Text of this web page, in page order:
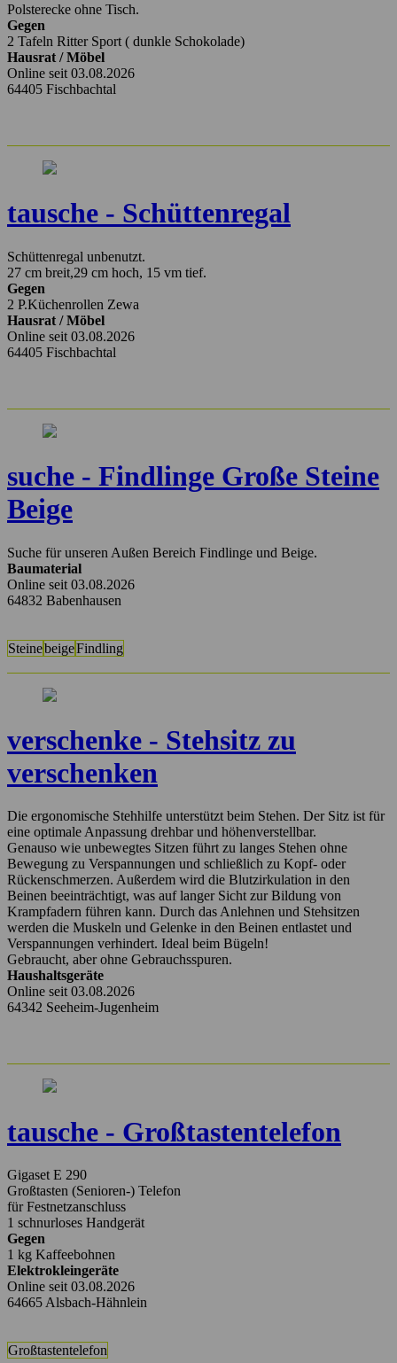
Polsterecke ohne Tisch.
Gegen
2 Tafeln Ritter Sport ( dunkle Schokolade)
Hausrat / Möbel
Online seit 03.08.2026
64405 Fischbachtal
tausche - Schüttenregal
Schüttenregal unbenutzt.
27 cm breit,29 cm hoch, 15 vm tief.
Gegen
2 P.Küchenrollen Zewa
Hausrat / Möbel
Online seit 03.08.2026
64405 Fischbachtal
suche - Findlinge Große Steine
Beige
Suche für unseren Außen Bereich Findlinge und Beige.
Baumaterial
Online seit 03.08.2026
64832 Babenhausen
SteinebeigeFindling
verschenke - Stehsitz zu
verschenken
Die ergonomische Stehhilfe unterstützt beim Stehen. Der Sitz ist für
eine optimale Anpassung drehbar und höhenverstellbar.
Genauso wie unbewegtes Sitzen führt zu langes Stehen ohne
Bewegung zu Verspannungen und schließlich zu Kopf- oder
Rückenschmerzen. Außerdem wird die Blutzirkulation in den
Beinen beeinträchtigt, was auf langer Sicht zur Bildung von
Krampfadern führen kann. Durch das Anlehnen und Stehsitzen
werden die Muskeln und Gelenke in den Beinen entlastet und
Verspannungen verhindert. Ideal beim Bügeln!
Gebraucht, aber ohne Gebrauchsspuren.
Haushaltsgeräte
Online seit 03.08.2026
64342 Seeheim-Jugenheim
tausche - Großtastentelefon
Gigaset E 290
Großtasten (Senioren-) Telefon
für Festnetzanschluss
1 schnurloses Handgerät
Gegen
1 kg Kaffeebohnen
Elektrokleingeräte
Online seit 03.08.2026
64665 Alsbach-Hähnlein
Großtastentelefon